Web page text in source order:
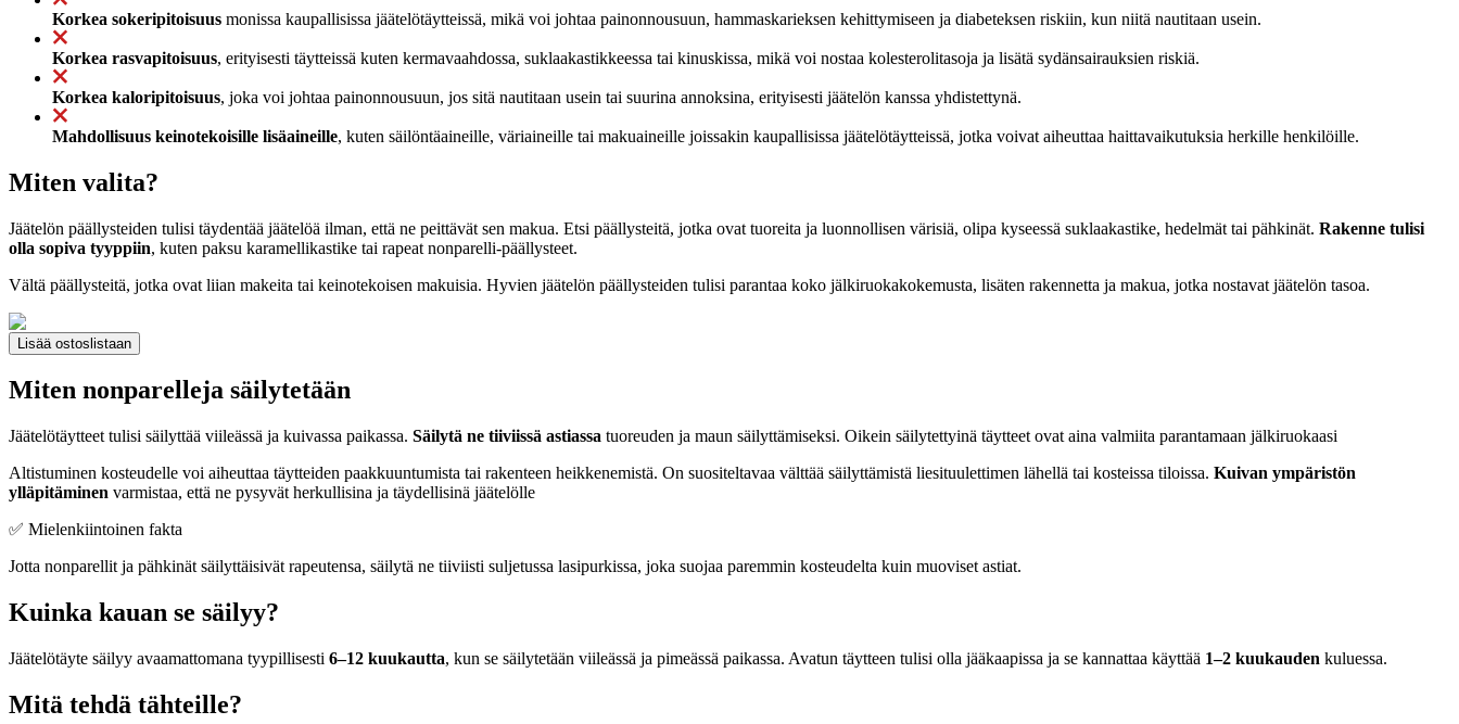
Korkea sokeripitoisuus monissa kaupallisissa jäätelötäytteissä, mikä voi johtaa painonnousuun, hammaskarieksen kehittymiseen ja diabeteksen riskiin, kun niitä nautitaan usein.
Korkea rasvapitoisuus, erityisesti täytteissä kuten kermavaahdossa, suklaakastikkeessa tai kinuskissa, mikä voi nostaa kolesterolitasoja ja lisätä sydänsairauksien riskiä.
Korkea kaloripitoisuus, joka voi johtaa painonnousuun, jos sitä nautitaan usein tai suurina annoksina, erityisesti jäätelön kanssa yhdistettynä.
Mahdollisuus keinotekoisille lisäaineille, kuten säilöntäaineille, väriaineille tai makuaineille joissakin kaupallisissa jäätelötäytteissä, jotka voivat aiheuttaa haittavaikutuksia herkille henkilöille.
Miten valita?
Jäätelön päällysteiden tulisi täydentää jäätelöä ilman, että ne peittävät sen makua. Etsi päällysteitä, jotka ovat tuoreita ja luonnollisen värisiä, olipa kyseessä suklaakastike, hedelmät tai pähkinät. Rakenne tulisi
olla sopiva tyyppiin, kuten paksu karamellikastike tai rapeat nonparelli-päällysteet.
Vältä päällysteitä, jotka ovat liian makeita tai keinotekoisen makuisia. Hyvien jäätelön päällysteiden tulisi parantaa koko jälkiruokakokemusta, lisäten rakennetta ja makua, jotka nostavat jäätelön tasoa.
Lisää ostoslistaan
Miten nonparelleja säilytetään
Jäätelötäytteet tulisi säilyttää viileässä ja kuivassa paikassa. Säilytä ne tiiviissä astiassa tuoreuden ja maun säilyttämiseksi. Oikein säilytettyinä täytteet ovat aina valmiita parantamaan jälkiruokaasi
Altistuminen kosteudelle voi aiheuttaa täytteiden paakkuuntumista tai rakenteen heikkenemistä. On suositeltavaa välttää säilyttämistä liesituulettimen lähellä tai kosteissa tiloissa. Kuivan ympäristön
ylläpitäminen varmistaa, että ne pysyvät herkullisina ja täydellisinä jäätelölle
✅ Mielenkiintoinen fakta
Jotta nonparellit ja pähkinät säilyttäisivät rapeutensa, säilytä ne tiiviisti suljetussa lasipurkissa, joka suojaa paremmin kosteudelta kuin muoviset astiat.
Kuinka kauan se säilyy?
Jäätelötäyte säilyy avaamattomana tyypillisesti 6–12 kuukautta, kun se säilytetään viileässä ja pimeässä paikassa. Avatun täytteen tulisi olla jääkaapissa ja se kannattaa käyttää 1–2 kuukauden kuluessa.
Mitä tehdä tähteille?